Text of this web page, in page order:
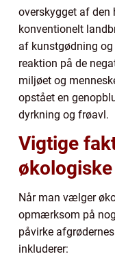
overskygget af
konventionelt
af kunstgødning
reaktion på de
miljøet og
opstået en
dyrkning og frøavl.
Vigtige
Når man vælger
opmærksom på
påvirke
inkluderer: